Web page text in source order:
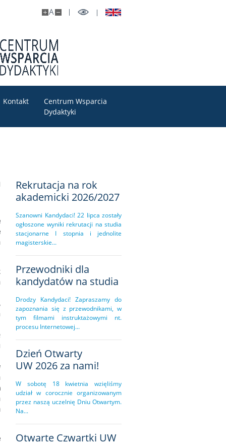
A
Kontakt
Centrum Wsparcia
Dydaktyki
Rekrutacja na rok
akademicki 2026/2027
Szanowni Kandydaci! 22 lipca zostały
ogłoszone wyniki rekrutacji na studia
stacjonarne I stopnia i jednolite
magisterskie...
Przewodniki dla
kandydatów na studia
Drodzy Kandydaci! Zapraszamy do
zapoznania się z przewodnikami, w
tym filmami instruktażowymi nt.
procesu Internetowej...
Dzień Otwarty
UW 2026 za nami!
W sobotę 18 kwietnia wzięliśmy
udział w corocznie organizowanym
przez naszą uczelnię Dniu Otwartym.
Na...
Otwarte Czwartki UW